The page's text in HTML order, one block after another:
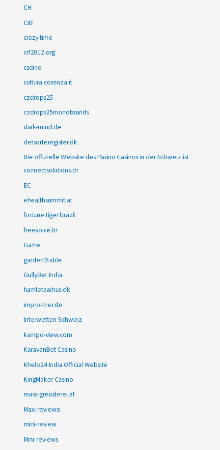
CH
CIB
crazy time
crf2012.org
csdino
cultura.cosenza.it
czdrops25
czdrops25monobrands
dark-mind.de
detsorteregister.dk
Die offizielle Website des Pasino Casinos in der Schweiz ist
connectsolutions.ch
EC
ehealthsummit.at
fortune tiger brazil
freevoice.hr
Game
garden2table
GullyBet India
hamletaarhus.dk
impro-trier.de
Interwetten Schweiz
kampo-view.com
KaravanBet Casino
Khelo24 India Official Website
KingMaker Casino
mass-greisslerei.at
Maxi reviewe
mini-review
Mini-reviews